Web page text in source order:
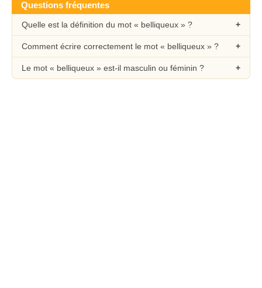
Questions fréquentes
Quelle est la définition du mot « belliqueux » ?
Comment écrire correctement le mot « belliqueux » ?
Le mot « belliqueux » est-il masculin ou féminin ?